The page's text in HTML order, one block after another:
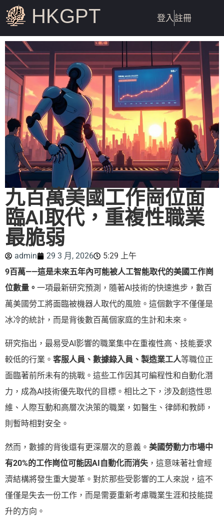
HKGPT 登入註冊
九百萬美國工作崗位面
臨AI取代，重複性職業
最脆弱
admin 29 3 月, 2026
5:29 上午
9百萬——這是未來五年內可能被人工智能取代的美國工作崗
位數量。 一項最新研究預測，隨著AI技術的快速進步，數百
萬美國勞工將面臨被機器人取代的風險。這個數字不僅僅是
冰冷的統計，而是背後數百萬個家庭的生計和未來。
研究指出，最易受AI影響的職業集中在重複性高、技能要求
較低的行業。 客服人員、數據錄入員、製造業工人等職位正
面臨著前所未有的挑戰。這些工作因其可編程性和自動化潛
力，成為AI技術優先取代的目標。相比之下，涉及創造性思
維、人際互動和高層次決策的職業，如醫生、律師和教師，
則暫時相對安全。
然而，數據的背後還有更深層次的意義。 美國勞動力市場中
有20%的工作崗位可能因AI自動化而消失 ，這意味著社會經
濟結構將發生重大變革。對於那些受影響的工人來說，這不
僅僅是失去一份工作，而是需要重新考慮職業生涯和技能提
升的方向。